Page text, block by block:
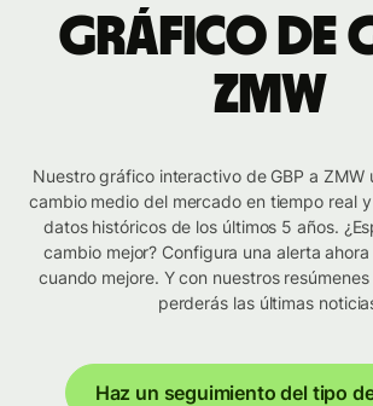
Gráfico de
ZMW
Nuestro gráfico interactivo de GBP a ZMW
cambio medio del mercado en tiempo real
datos históricos de los últimos 5 años.
cambio mejor? Configura una alerta
cuando mejore. Y con nuestros
perderás las últimas
Haz un seguimiento del tipo